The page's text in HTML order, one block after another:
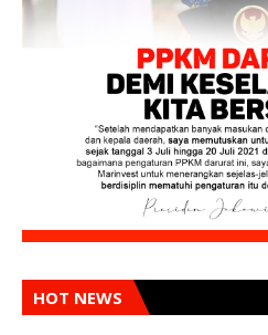
HOT NEWS